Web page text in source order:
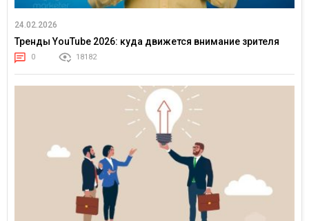
24.02.2026
Тренды YouTube 2026: куда движется внимание зрителя
0 18182